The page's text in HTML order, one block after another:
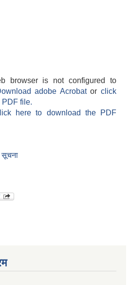
browser is not configured to
adobe Acrobatorclick
PDF file.
here to download the PDF
सूचना